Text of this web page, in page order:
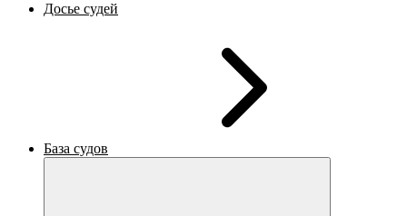
Досье судей
База судов